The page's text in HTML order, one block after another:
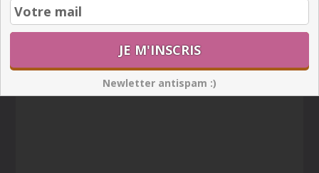
Newletter antispam :)